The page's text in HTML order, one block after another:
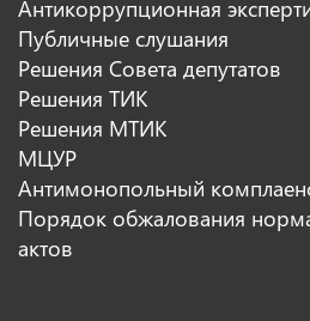
Антикоррупционная
Публичные слушания
Решения Совета депутатов
Решения ТИК
Решения МТИК
МЦУР
Антимонопольный
Порядок обжалования
актов